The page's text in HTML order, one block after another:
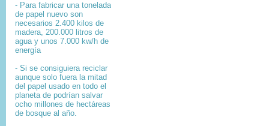
- Para fabricar una tonelada
de papel nuevo son
necesarios 2.400 kilos de
madera, 200.000 litros de
agua y unos 7.000 kw/h de
energía
- Si se consiguiera reciclar
aunque solo fuera la mitad
del papel usado en todo el
planeta de podrían salvar
ocho millones de hectáreas
de bosque al año.